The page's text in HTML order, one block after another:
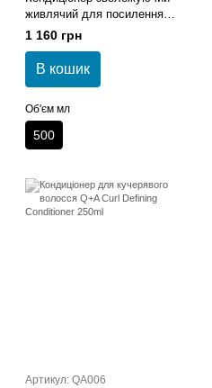
живлячий для посилення
завитка Widi Care JUBA
Transicao Capilar Condicionador
1 160 грн
В кошик
Об'єм мл
500
Артикул: QA006